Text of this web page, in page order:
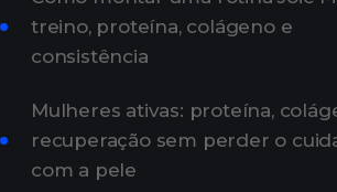
treino, proteína, colágeno e
consistência
Mulheres ativas: proteína,
recuperação sem perder o
com a pele